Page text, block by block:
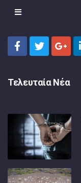
Τελευταία Νέα